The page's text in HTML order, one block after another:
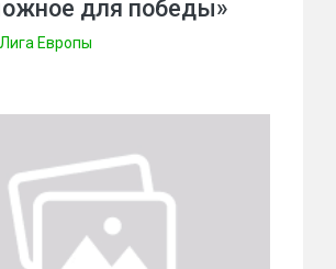
для победы»
Лига Европы